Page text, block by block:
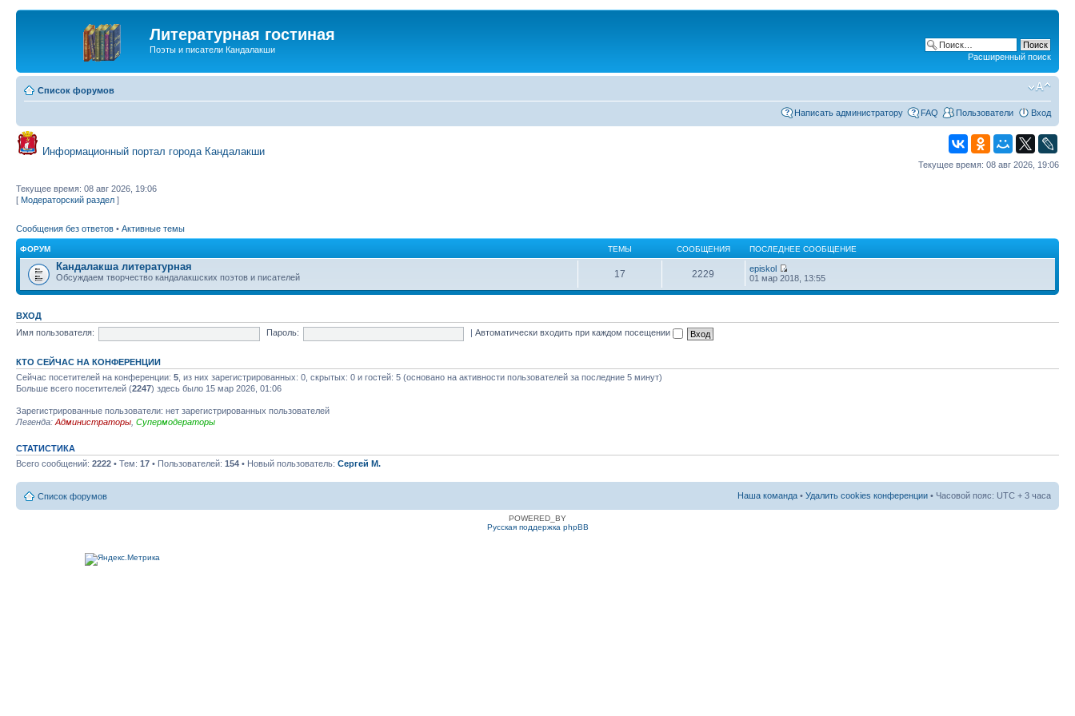
Литературная гостиная
Поэты и писатели Кандалакши
Расширенный поиск
Список форумов
Написать администратору FAQ Пользователи Вход
Информационный портал города Кандалакши
Текущее время: 08 авг 2026, 19:06
Текущее время: 08 авг 2026, 19:06
[ Модераторский раздел ]
Сообщения без ответов • Активные темы
ФОРУМ ТЕМЫ СООБЩЕНИЯ ПОСЛЕДНЕЕ СООБЩЕНИЕ
Кандалакша литературная
Обсуждаем творчество кандалакшских поэтов и писателей 17 2229
episkol
01 мар 2018, 13:55
ВХОД
Имя пользователя:
Пароль: |Автоматически входить при каждом посещении
КТО СЕЙЧАС НА КОНФЕРЕНЦИИ
Сейчас посетителей на конференции: 5 , из них зарегистрированных: 0, скрытых: 0 и гостей: 5 (основано на активности пользователей за последние 5 минут)
Больше всего посетителей (2247) здесь было 15 мар 2026, 01:06
Зарегистрированные пользователи: нет зарегистрированных пользователей
Легенда: Администраторы Супермодераторы
СТАТИСТИКА
Всего сообщений: 2222 • Тем: 17 • Пользователей: 154 • Новый пользователь: Сергей М.
Список форумов Наша команда • Удалить cookies конференции • Часовой пояс: UTC + 3 часа
POWERED_BY
Русская поддержка phpBB